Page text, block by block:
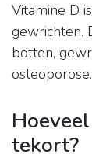
Vitamine D
gewrichten.
botten,
osteoporose.
tekort?